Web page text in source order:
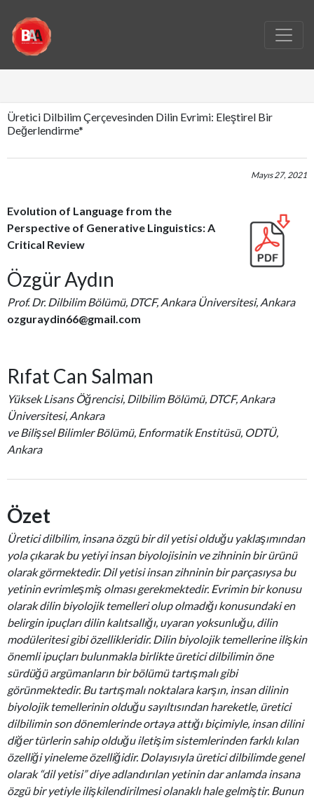
Üretici Dilbilim Çerçevesinden Dilin Evrimi: Eleştirel Bir
Değerlendirme*
Mayıs 27, 2021
Evolution of Language from the
Perspective of Generative Linguistics: A
Critical Review
Özgür Aydın
Prof. Dr. Dilbilim Bölümü, DTCF, Ankara Üniversitesi, Ankara
ozguraydin66@gmail.com
Rıfat Can Salman
Yüksek Lisans Öğrencisi, Dilbilim Bölümü, DTCF, Ankara
Üniversitesi, Ankara
ve Bilişsel Bilimler Bölümü, Enformatik Enstitüsü, ODTÜ,
Ankara
Özet
Üretici dilbilim, insana özgü bir dil yetisi olduğu yaklaşımından
yola çıkarak bu yetiyi insan biyolojisinin ve zihninin bir ürünü
olarak görmektedir. Dil yetisi insan zihninin bir parçasıysa bu
yetinin evrimleşmiş olması gerekmektedir. Evrimin bir konusu
olarak dilin biyolojik temelleri olup olmadığı konusundaki en
belirgin ipuçları dilin kalıtsallığı, uyaran yoksunluğu, dilin
modüleritesi gibi özellikleridir. Dilin biyolojik temellerine ilişkin
önemli ipuçları bulunmakla birlikte üretici dilbilimin öne
sürdüğü argümanların bir bölümü tartışmalı gibi
görünmektedir. Bu tartışmalı noktalara karşın, insan dilinin
biyolojik temellerinin olduğu sayıltısından hareketle, üretici
dilbilimin son dönemlerinde ortaya attığı biçimiyle, insan dilini
diğer türlerin sahip olduğu iletişim sistemlerinden farklı kılan
özelliği yineleme özelliğidir. Dolayısıyla üretici dilbilimde genel
olarak “dil yetisi” diye adlandırılan yetinin dar anlamda insana
özgü bir yetiyle ilişkilendirilmesi olanaklı hale gelmiştir. Bunun